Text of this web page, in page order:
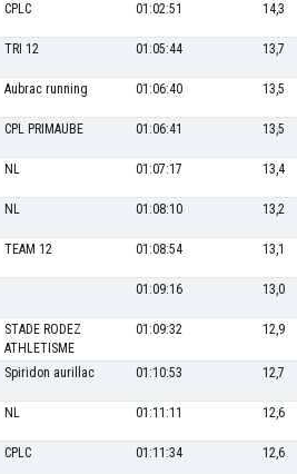
CPLC 01:02:51 14,3
TRI 12 01:05:44 13,7
Aubrac running 01:06:40 13,5
CPL PRIMAUBE 01:06:41 13,5
NL 01:07:17 13,4
NL 01:08:10 13,2
TEAM 12 01:08:54 13,1
01:09:16 13,0
STADE RODEZ
ATHLETISME
01:09:32 12,9
Spiridon aurillac 01:10:53 12,7
NL 01:11:11 12,6
CPLC 01:11:34 12,6